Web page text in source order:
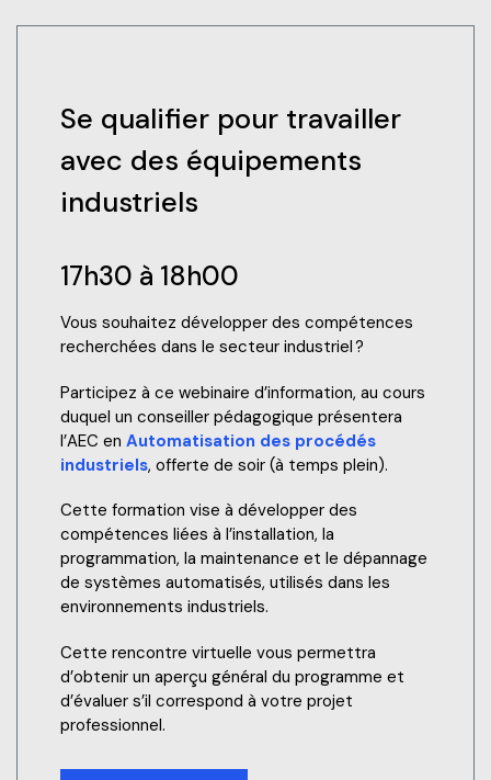
Se qualifier pour travailler
avec des équipements
industriels
17h30 à 18h00
Vous souhaitez développer des compétences
recherchées dans le secteur industriel ?
Participez à ce webinaire d’information, au cours
duquel un conseiller pédagogique présentera
l’AEC en Automatisation des procédés
industriels, offerte de soir (à temps plein).
Cette formation vise à développer des
compétences liées à l’installation, la
programmation, la maintenance et le dépannage
de systèmes automatisés, utilisés dans les
environnements industriels.
Cette rencontre virtuelle vous permettra
d’obtenir un aperçu général du programme et
d’évaluer s’il correspond à votre projet
professionnel.